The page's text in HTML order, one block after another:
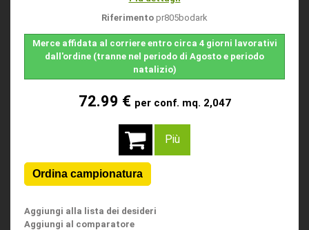
Riferimento pr805bodark
Merce affidata al corriere entro circa 4 giorni lavorativi
dall'ordine (tranne nel periodo di Agosto e periodo
natalizio)
72.99 € per conf. mq. 2,047
Più
Aggiungi alla lista dei desideri
Aggiungi al comparatore